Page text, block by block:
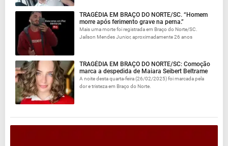
TRAGÉDIA EM BRAÇO DO NORTE/SC. “Homem
morre após ferimento grave na perna.”
Mais uma morte foi registrada em Braço do Norte/SC.
Jailson Mendes Junior, aproximadamente 26 anos
TRAGÉDIA EM BRAÇO DO NORTE/SC: Comoção
marca a despedida de Maiara Seibert Beltrame
A noite desta quarta-feira (26/02/2025) foi marcada pela
dor e tristeza em Braço do Norte.